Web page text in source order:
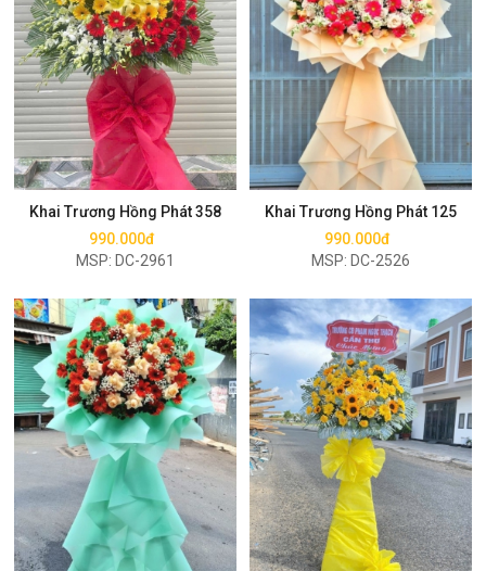
Khai Trương Hồng Phát 358
990.000đ
MSP: DC-2961
Mua ngay
Khai Trương Hồng Phát 125
990.000đ
MSP: DC-2526
Mua ngay
Mua ngay Mua ngay